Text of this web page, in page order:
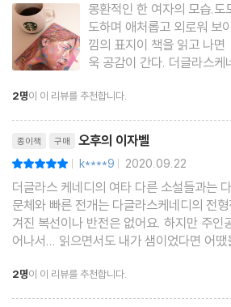
몽환적인 한 여자의 모습.도
도하며 애처롭고 외로워 보
낌의 표지이 책을 읽고 나
욱 공감이 간다. 더글라스케
전에 재미있게 읽었다.인
세한 묘사와 디테일함들.배
하게 묘사하면서도 빠르고
으로 빠져들게 만들었
2명이 이 리뷰를 추천합니다.
종이책 구매 오후의 이자벨
| k****9 | 2020.09.22
더글라스 케네디의 여타 다른 소설들과는
문체와 빠른 전개는 다글라스케네디의 전
겨진 복선이나 반전은 없어요. 하지만 주인
어나서... 읽으면서도 내가 샘이었다면 어
어땠을까? 반대의 입장이었으면 어땠을까
아니네요... 유치한 사랑 이야기라고 치부
2명이 이 리뷰를 추천합니다.